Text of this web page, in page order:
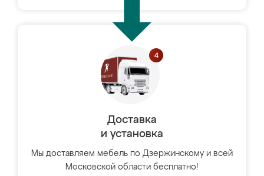
Доставка
и установка
Мы доставляем мебель по Дзержинскому и всей
Московской области бесплатно!